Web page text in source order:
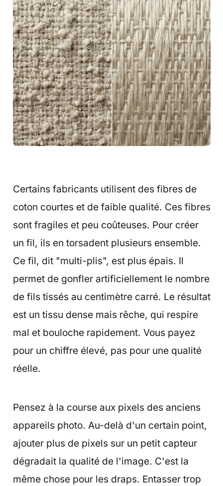
Certains fabricants utilisent des fibres de
coton courtes et de faible qualité. Ces fibres
sont fragiles et peu coûteuses. Pour créer
un fil, ils en torsadent plusieurs ensemble.
Ce fil, dit "multi-plis", est plus épais. Il
permet de gonfler artificiellement le nombre
de fils tissés au centimètre carré. Le résultat
est un tissu dense mais rêche, qui respire
mal et bouloche rapidement. Vous payez
pour un chiffre élevé, pas pour une qualité
réelle.
Pensez à la course aux pixels des anciens
appareils photo. Au-delà d'un certain point,
ajouter plus de pixels sur un petit capteur
dégradait la qualité de l'image. C'est la
même chose pour les draps. Entasser trop